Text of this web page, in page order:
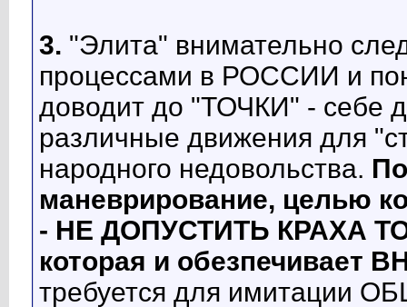
3. "Элита" внимательно
процессами в РОССИИ и
доводит до "ТОЧКИ" - себе
различные движения для
народного недовольства.
маневрирование, целью
- НЕ ДОПУСТИТЬ КРАХА
которая и
требуется для имитации